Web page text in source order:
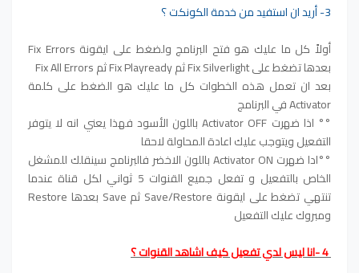
3- أريد ان استفيد من خدمة الكونكت ؟
أولاً كل ما عليك هو فتح البرنامج ولضغط على ايقونة Fix Errors
بعدها تضغط على Fix Silverlight ثم Fix Playready ثم Fix All Errors
بعد ان تعمل هذه الخطوات كل ما عليك هو الضغط على كلمة
Activator في البرنامج
°° اذا ضهرت Activator OFF باللون الأسود فهذا يعني انه لا يتوفر
التفعيل ويتوجب عليك اعادة المحاولة لاحقا
°°ادا ضهرت Activator ON باللون الاخضر فالبرنامج سينقلك للمشغل
الخاص بالتفعيل و تفعل جميع القنوات 5 ثواني لكل قناة عندما
تنتهي تضغط على ايقونة Save/Restore ثم Save بعدها Restore
ومبروك عليك التفعيل
4 -انا ليس لدي تفعيل كيف اشاهد القنوات ؟